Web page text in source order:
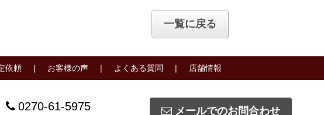
一覧に戻る
依頼 お客様の声 よくある質問 店舗情報
0270-61-5975 メールでのお問合わせ